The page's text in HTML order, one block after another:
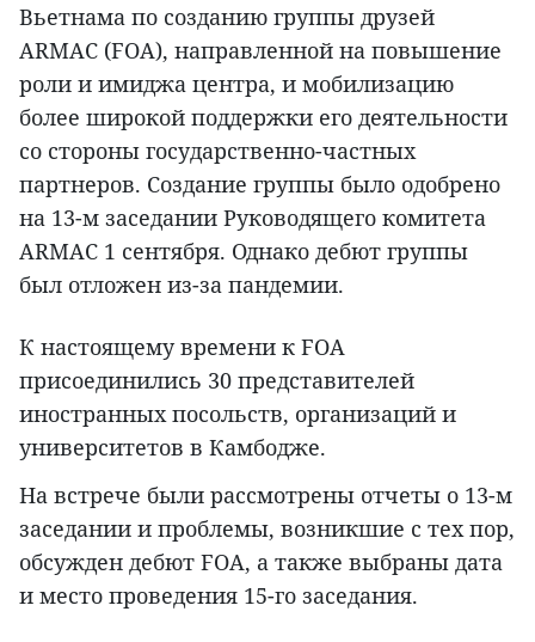
Вьетнама по созданию группы друзей
ARMAC (FOA), направленной на повышение
роли и имиджа центра, и мобилизацию
более широкой поддержки его деятельности
со стороны государственно-частных
партнеров. Создание группы было одобрено
на 13-м заседании Руководящего комитета
ARMAC 1 сентября. Однако дебют группы
был отложен из-за пандемии.
К настоящему времени к FOA
присоединились 30 представителей
иностранных посольств, организаций и
университетов в Камбодже.
На встрече были рассмотрены отчеты о 13-м
заседании и проблемы, возникшие с тех пор,
обсужден дебют FOA, а также выбраны дата
и место проведения 15-го заседания.